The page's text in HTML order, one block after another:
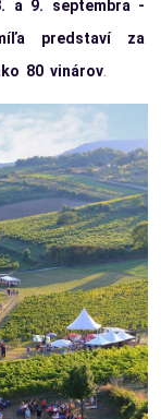
a 9. septembra -
predstaví za
80 vinárov